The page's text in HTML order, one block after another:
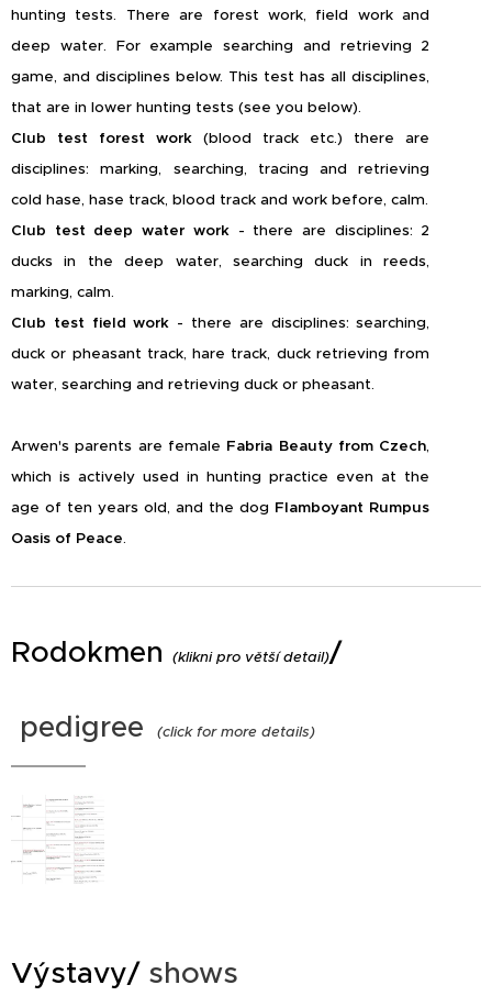
hunting tests. There are forest work, field work and
deep water. For example searching and retrieving 2
game, and disciplines below. This test has all disciplines,
that are in lower hunting tests (see you below).
Club test forest work (blood track etc.) there are
disciplines: marking, searching, tracing and retrieving
cold hase, hase track, blood track and work before, calm.
Club test deep water work- there are disciplines: 2
ducks in the deep water, searching duck in reeds,
marking, calm.
Club test field work - there are disciplines: searching,
duck or pheasant track, hare track, duck retrieving from
water, searching and retrieving duck or pheasant.
Arwen's parents are female Fabria Beauty from Czech,
which is actively used in hunting practice even at the
age of ten years old, and the dog Flamboyant Rumpus
Oasis of Peace.
Rodokmen (klikni pro větší detail)/
pedigree (click for more details)
Výstavy/ shows